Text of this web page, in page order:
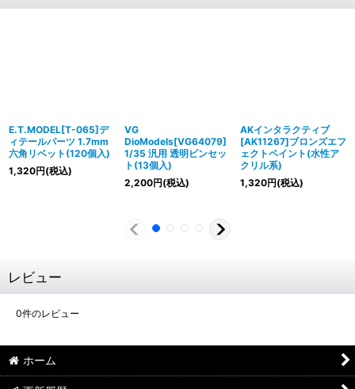
E.T.MODEL[T-065]デ
ィテールパーツ 1.7mm
六角リベット(120個入)
1,320円(税込)
VG
DioModels[VG64079]
1/35 汎用 透明ビンセッ
ト(13個入)
2,200円(税込)
AKインタラクティブ
[AK11267]ブロンズエフ
ェクトペイント(水性ア
クリル系)
1,320円(税込)
レビュー
0件のレビュー
ホーム